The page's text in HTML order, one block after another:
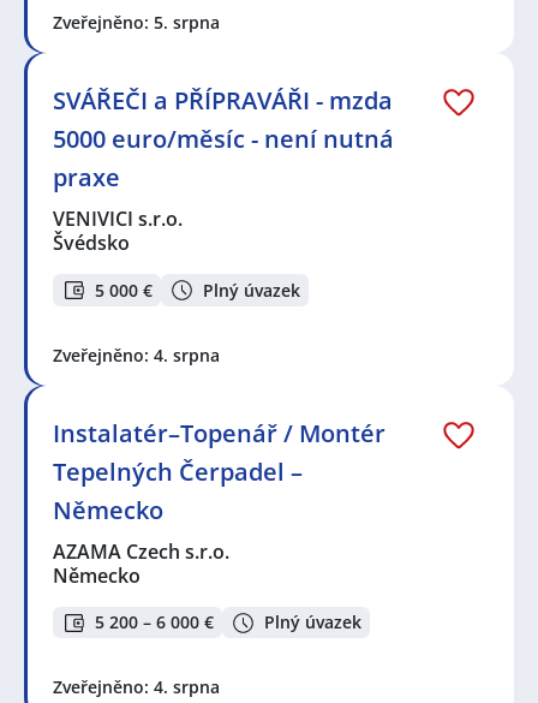
Zveřejněno: 5. srpna
SVÁŘEČI a PŘÍPRAVÁŘI - mzda
5000 euro/měsíc - není nutná
praxe
VENIVICI s.r.o.
Švédsko
5 000 € Plný úvazek
Zveřejněno: 4. srpna
Instalatér–Topenář / Montér
Tepelných Čerpadel –
Německo
AZAMA Czech s.r.o.
Německo
5 200 – 6 000 € Plný úvazek
Zveřejněno: 4. srpna